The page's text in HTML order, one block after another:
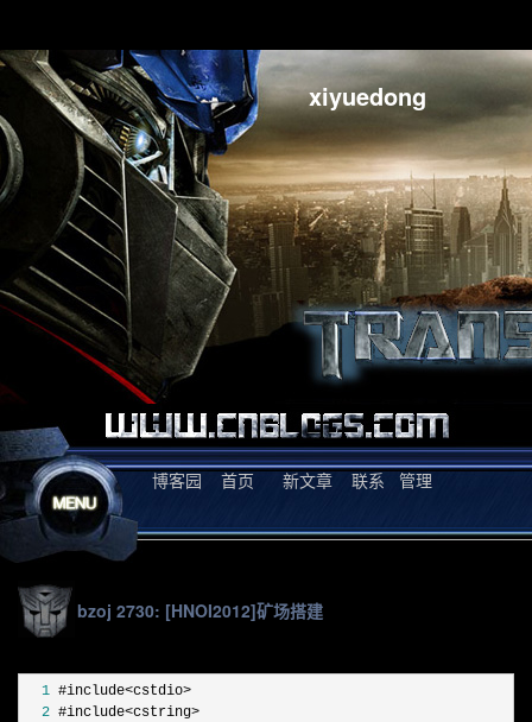
xiyuedong
博客园 首页 新文章 联系 管理
bzoj 2730: [HNOI2012]矿场搭建
  1
  2